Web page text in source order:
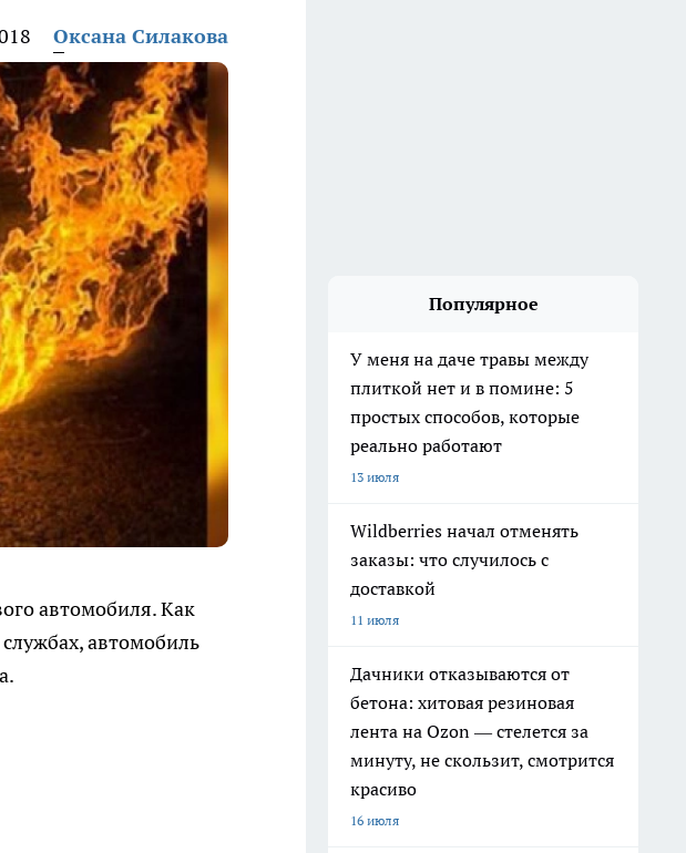
Оксана Силакова
автомобиля. Как
автомобиль
Популярное
У меня на даче травы между
плиткой нет и в помине: 5
простых способов, которые
реально работают
13 июля
Wildberries начал отменять
заказы: что случилось с
доставкой
11 июля
Дачники отказываются от
бетона: хитовая резиновая
лента на Ozon — стелется за
минуту, не скользит, смотрится
красиво
16 июля